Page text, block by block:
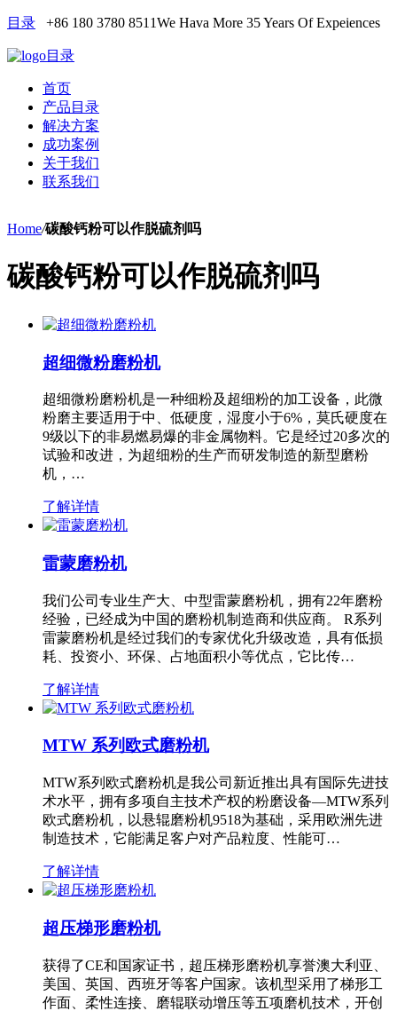
目录 +86 180 3780 8511We Hava More 35 Years Of Expeiences
目录
首页
产品目录
解决方案
成功案例
关于我们
联系我们
Home/碳酸钙粉可以作脱硫剂吗
碳酸钙粉可以作脱硫剂吗
超细微粉磨粉机
超细微粉磨粉机是一种细粉及超细粉的加工设备，此微
粉磨主要适用于中、低硬度，湿度小于6%，莫氏硬度在
9级以下的非易燃易爆的非金属物料。它是经过20多次的
试验和改进，为超细粉的生产而研发制造的新型磨粉
机，…
了解详情
雷蒙磨粉机
我们公司专业生产大、中型雷蒙磨粉机，拥有22年磨粉
经验，已经成为中国的磨粉机制造商和供应商。 R系列
雷蒙磨粉机是经过我们的专家优化升级改造，具有低损
耗、投资小、环保、占地面积小等优点，它比传…
了解详情
MTW 系列欧式磨粉机
MTW系列欧式磨粉机是我公司新近推出具有国际先进技
术水平，拥有多项自主技术产权的粉磨设备—MTW系列
欧式磨粉机，以悬辊磨粉机9518为基础，采用欧洲先进
制造技术，它能满足客户对产品粒度、性能可…
了解详情
超压梯形磨粉机
获得了CE和国家证书，超压梯形磨粉机享誉澳大利亚、
美国、英国、西班牙等客户国家。该机型采用了梯形工
作面、柔性连接、磨辊联动增压等五项磨机技术，开创